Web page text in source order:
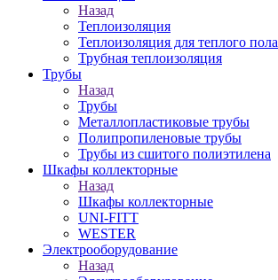
Назад
Теплоизоляция
Теплоизоляция для теплого пола
Трубная теплоизоляция
Трубы
Назад
Трубы
Металлопластиковые трубы
Полипропиленовые трубы
Трубы из сшитого полиэтилена
Шкафы коллекторные
Назад
Шкафы коллекторные
UNI-FITT
WESTER
Электрооборудование
Назад